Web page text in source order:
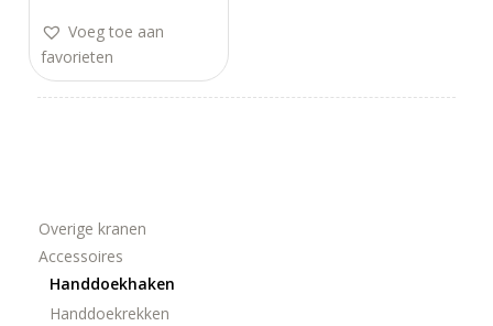
Voeg toe aan
favorieten
Overige kranen
Accessoires
Handdoekhaken
Handdoekrekken